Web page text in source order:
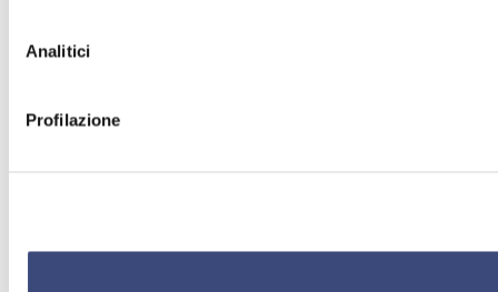
Analitici
Profilazione